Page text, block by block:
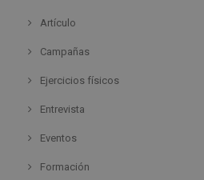
Artículo
Campañas
Ejercicios físicos
Entrevista
Eventos
Formación